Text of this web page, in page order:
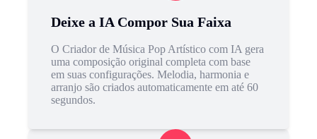
Deixe a IA Compor Sua Faixa
O Criador de Música Pop Artístico com IA gera
uma composição original completa com base
em suas configurações. Melodia, harmonia e
arranjo são criados automaticamente em até 60
segundos.